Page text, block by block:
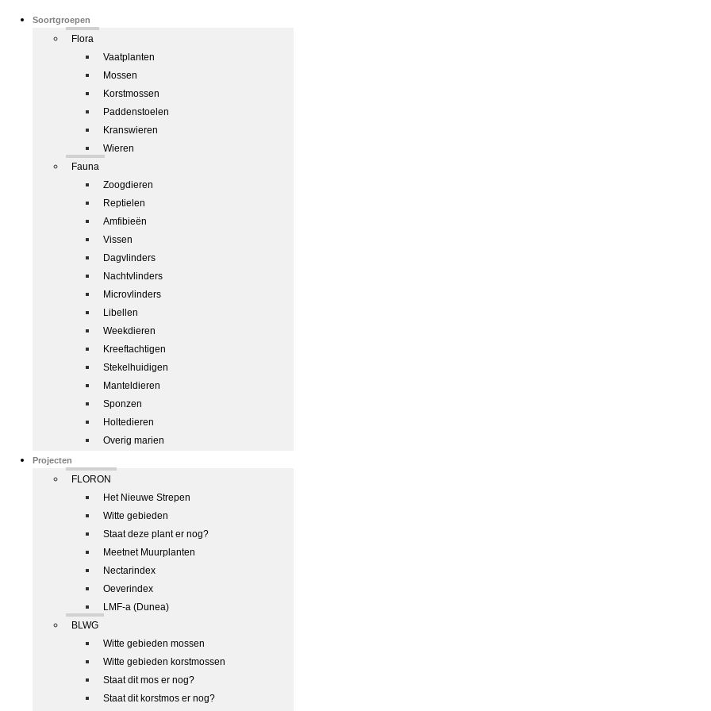
Soortgroepen
Flora
Vaatplanten
Mossen
Korstmossen
Paddenstoelen
Kranswieren
Wieren
Fauna
Zoogdieren
Reptielen
Amfibieën
Vissen
Dagvlinders
Nachtvlinders
Microvlinders
Libellen
Weekdieren
Kreeftachtigen
Stekelhuidigen
Manteldieren
Sponzen
Holtedieren
Overig marien
Projecten
FLORON
Het Nieuwe Strepen
Witte gebieden
Staat deze plant er nog?
Meetnet Muurplanten
Nectarindex
Oeverindex
LMF-a (Dunea)
BLWG
Witte gebieden mossen
Witte gebieden korstmossen
Staat dit mos er nog?
Staat dit korstmos er nog?